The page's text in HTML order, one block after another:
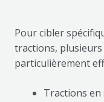
Pour cibler
tractions, plusieurs
particulièrement
Tractions